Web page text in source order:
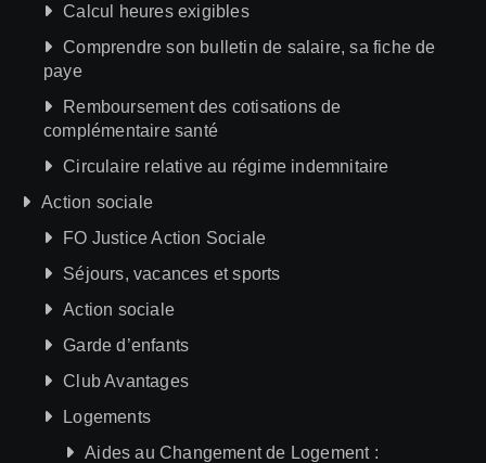
Calcul heures exigibles
Comprendre son bulletin de salaire, sa fiche de
paye
Remboursement des cotisations de
complémentaire santé
Circulaire relative au régime indemnitaire
Action sociale
FO Justice Action Sociale
Séjours, vacances et sports
Action sociale
Garde d’enfants
Club Avantages
Logements
Aides au Changement de Logement :